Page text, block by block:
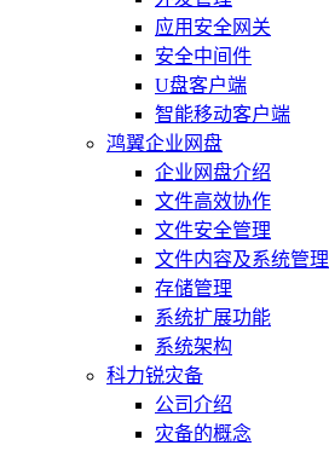
应用安全网关
安全中间件
U盘客户端
智能移动客户端
鸿翼企业网盘
企业网盘介绍
文件高效协作
文件安全管理
文件内容及系统管理
存储管理
系统扩展功能
系统架构
科力锐灾备
公司介绍
灾备的概念